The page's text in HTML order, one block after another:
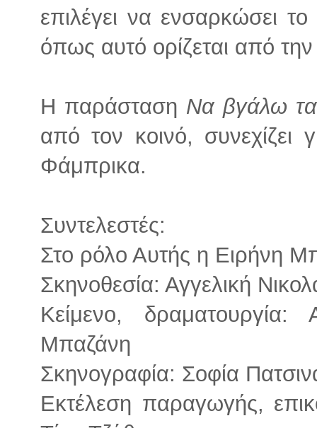
επιλέγει να ενσαρκώσει
όπως αυτό ορίζεται από την
H παράσταση Να βγάλω
από τον κοινό, συνεχίζει
Φάμπρικα.
Συντελεστές:
Στο ρόλο Αυτής η Ειρήνη
Σκηνοθεσία: Αγγελική
Κείμενο, δραματουργία:
Μπαζάνη
Σκηνογραφία: Σοφία
Εκτέλεση παραγωγής,